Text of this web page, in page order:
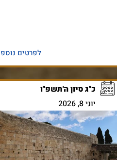
לפרטים
כ"ג סיון ה'תשפ"ו
יוני 8, 2026